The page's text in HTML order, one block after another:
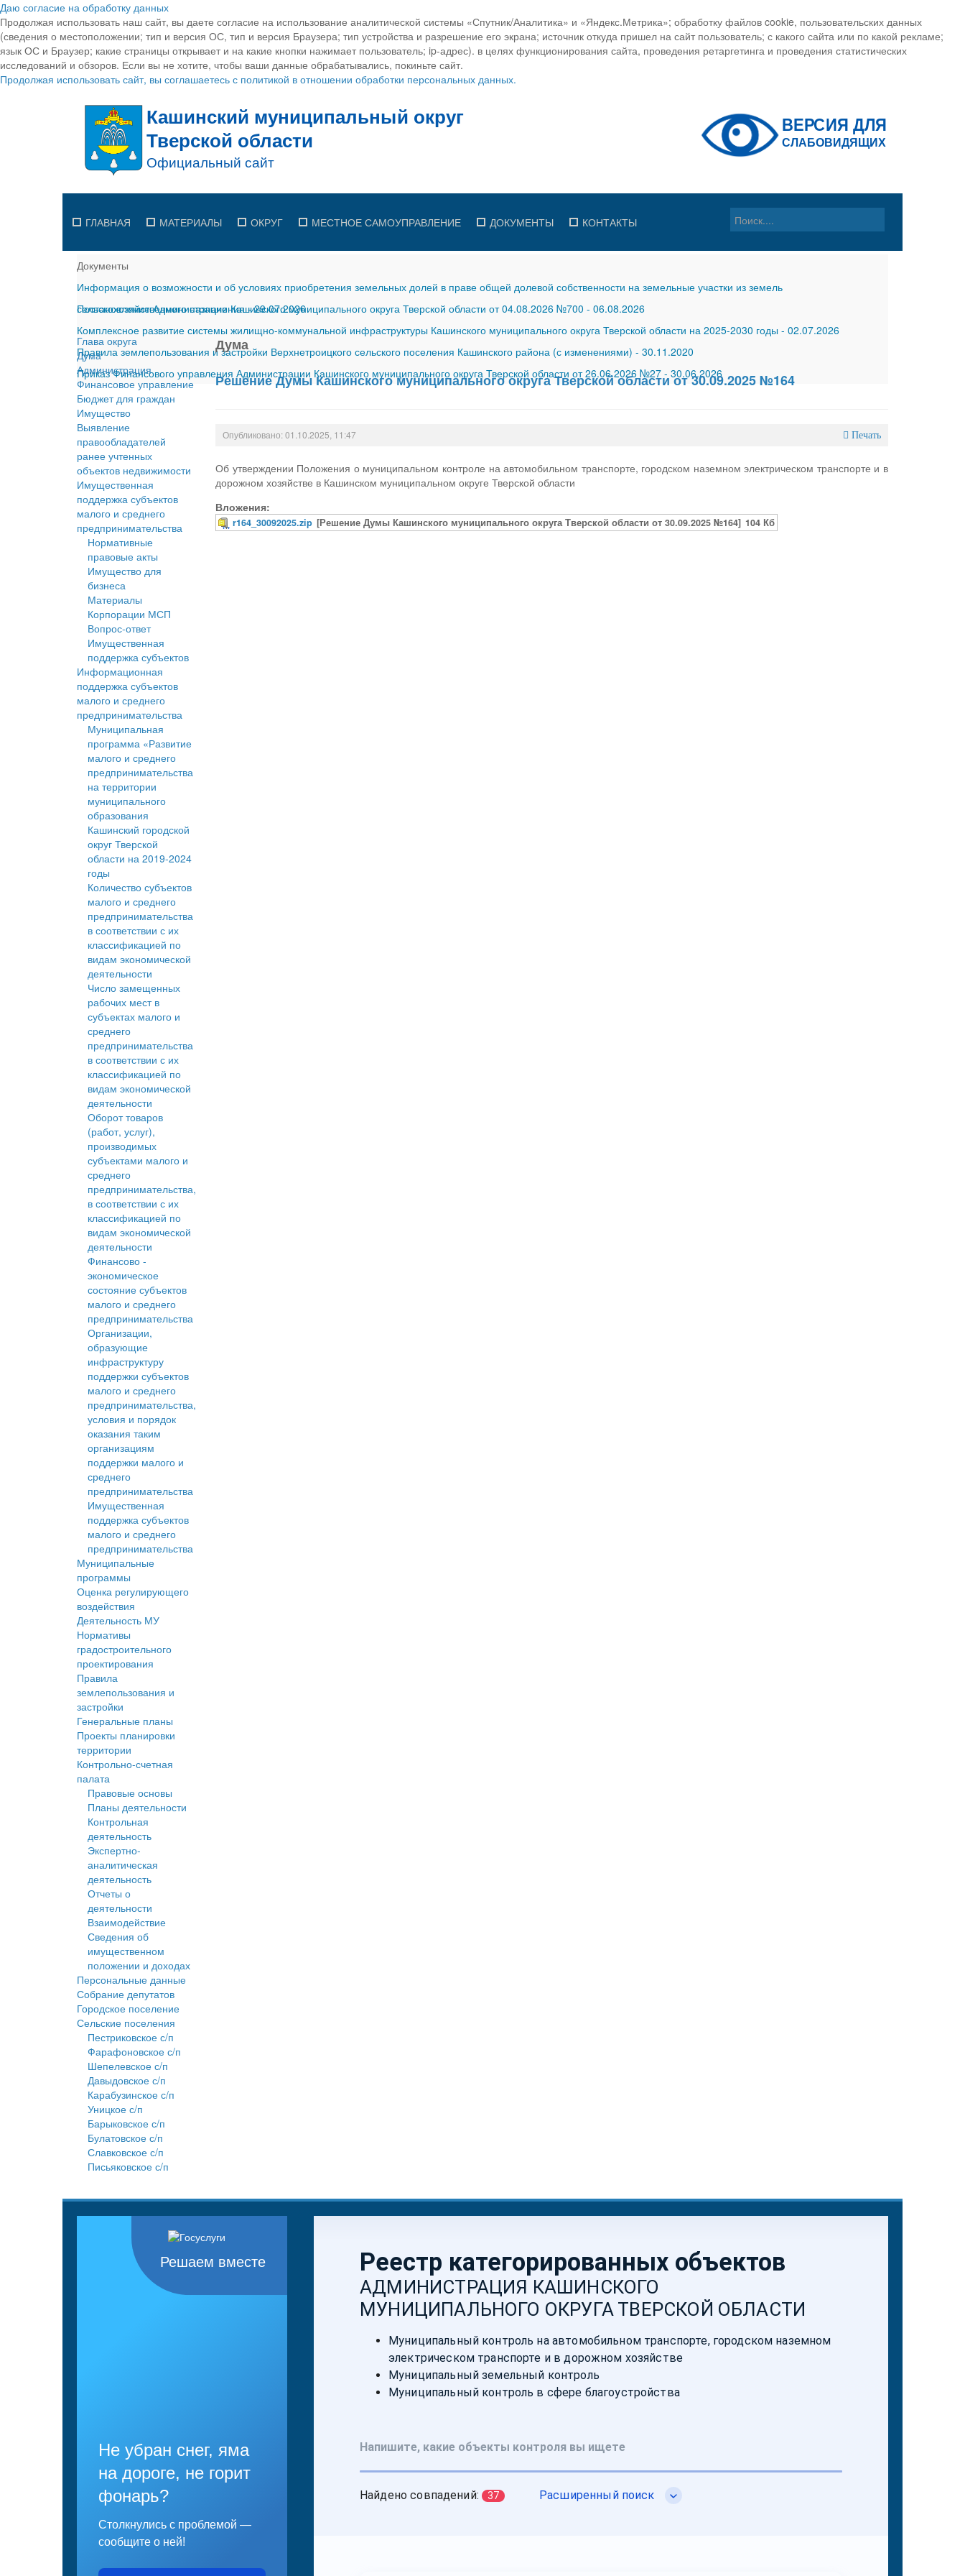
Даю согласие на обработку данных
Продолжая использовать наш сайт, вы даете согласие на использование аналитической системы «Спутник/Аналитика» и «Яндекс.Метрика»; обработку файлов cookie, пользовательских данных
(сведения о местоположении; тип и версия ОС, тип и версия Браузера; тип устройства и разрешение его экрана; источник откуда пришел на сайт пользователь; с какого сайта или по какой рекламе;
язык ОС и Браузер; какие страницы открывает и на какие кнопки нажимает пользователь; ip-адрес). в целях функционирования сайта, проведения ретаргетинга и проведения статистических
исследований и обзоров. Если вы не хотите, чтобы ваши данные обрабатывались, покиньте сайт.
Продолжая использовать сайт, вы соглашаетесь с политикой в отношении обработки персональных данных.
ГЛАВНАЯ МАТЕРИАЛЫ ОКРУГ МЕСТНОЕ САМОУПРАВЛЕНИЕ ДОКУМЕНТЫ КОНТАКТЫ
Документы
Информация о возможности и об условиях приобретения земельных долей в праве общей долевой собственности на земельные участки из земель
сельскохозяйственного назначения-29.07.2026
Постановление Администрации Кашинского муниципального округа Тверской области от 04.08.2026 №700 - 06.08.2026
Комплексное развитие системы жилищно-коммунальной инфраструктуры Кашинского муниципального округа Тверской области на 2025-2030 годы - 02.07.2026
Правила землепользования и застройки Верхнетроицкого сельского поселения Кашинского района (с изменениями) - 30.11.2020
Приказ Финансового управления Администрации Кашинского муниципального округа Тверской области от 26.06.2026 №27 - 30.06.2026
Глава округа
Дума
Администрация
Финансовое управление
Бюджет для граждан
Имущество
Выявление
правообладателей
ранее учтенных
объектов недвижимости
Имущественная
поддержка субъектов
малого и среднего
предпринимательства
Нормативные
правовые акты
Имущество для
бизнеса
Материалы
Корпорации МСП
Вопрос-ответ
Имущественная
поддержка субъектов
Информационная
поддержка субъектов
малого и среднего
предпринимательства
Муниципальная
программа «Развитие
малого и среднего
предпринимательства
на территории
муниципального
образования
Кашинский городской
округ Тверской
области на 2019-2024
годы
Количество субъектов
малого и среднего
предпринимательства
в соответствии с их
классификацией по
видам экономической
деятельности
Число замещенных
рабочих мест в
субъектах малого и
среднего
предпринимательства
в соответствии с их
классификацией по
видам экономической
деятельности
Оборот товаров
(работ, услуг),
производимых
субъектами малого и
среднего
предпринимательства,
в соответствии с их
классификацией по
видам экономической
деятельности
Финансово -
экономическое
состояние субъектов
малого и среднего
предпринимательства
Организации,
образующие
инфраструктуру
поддержки субъектов
малого и среднего
предпринимательства,
условия и порядок
оказания таким
организациям
поддержки малого и
среднего
предпринимательства
Имущественная
поддержка субъектов
малого и среднего
предпринимательства
Муниципальные
программы
Оценка регулирующего
воздействия
Деятельность МУ
Нормативы
градостроительного
проектирования
Правила
землепользования и
застройки
Генеральные планы
Проекты планировки
территории
Контрольно-счетная
палата
Правовые основы
Планы деятельности
Контрольная
деятельность
Экспертно-
аналитическая
деятельность
Отчеты о
деятельности
Взаимодействие
Сведения об
имущественном
положении и доходах
Персональные данные
Собрание депутатов
Городское поселение
Сельские поселения
Пестриковское с/п
Фарафоновское с/п
Шепелевское с/п
Давыдовское с/п
Карабузинское с/п
Уницкое с/п
Барыковское с/п
Булатовское с/п
Славковское с/п
Письяковское с/п
Дума
Решение Думы Кашинского муниципального округа Тверской области от 30.09.2025 №164
Опубликовано: 01.10.2025, 11:47 Печать
Об утверждении Положения о муниципальном контроле на автомобильном транспорте, городском наземном электрическом транспорте и в
дорожном хозяйстве в Кашинском муниципальном округе Тверской области
Вложения:
r164_30092025.zip [Решение Думы Кашинского муниципального округа Тверской области от 30.09.2025 №164] 104 Кб
Решаем вместе
Не убран снег, яма
на дороге, не горит
фонарь?
Столкнулись с проблемой —
сообщите о ней!